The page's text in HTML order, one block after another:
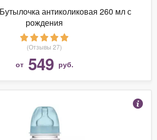
антиколиковая 260 мл с
рождения
(Отзывы 27)
от 549 руб.